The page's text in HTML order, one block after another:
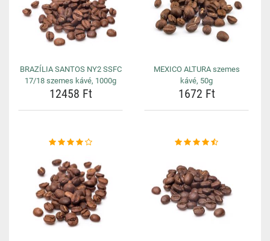
BRAZÍLIA SANTOS NY2 SSFC
17/18 szemes kávé, 1000g
12458 Ft
MEXICO ALTURA szemes
kávé, 50g
1672 Ft